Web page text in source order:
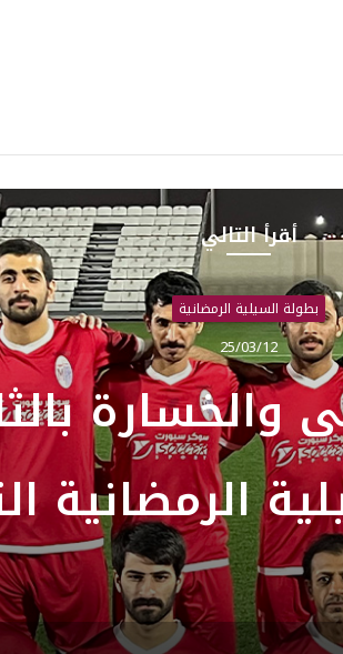
أقرأ التالي
بطولة السيلية الرمضانية
25/03/12
والخسارة
الرمضانية
2025